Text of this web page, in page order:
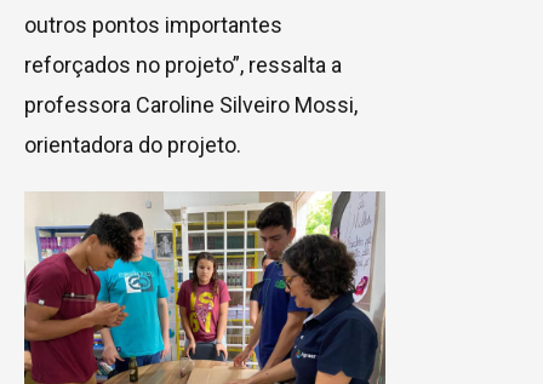
outros pontos importantes
reforçados no projeto”, ressalta a
professora Caroline Silveiro Mossi,
orientadora do projeto.